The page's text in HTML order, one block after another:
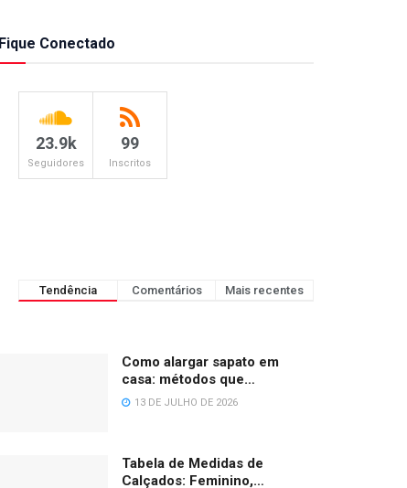
Fique Conectado
23.9k
Seguidores
99
Inscritos
Tendência Comentários Mais recentes
Como alargar sapato em
casa: métodos que
funcionam de verdade
13 DE JULHO DE 2026
Tabela de Medidas de
Calçados: Feminino,